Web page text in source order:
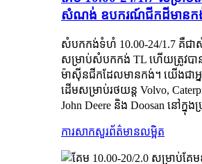
សំណង់ ឧបករណ៍ជីកដីមានក
សំបកកង់ទំហំ 10.00-24/1.7 គឺជា
សម្រាប់សំបកកង់ TL ហើយត្រូវបា
ម៉ាស៊ីនជីកដែលមានកង់។ យើងជាអ្
ដើមសម្រាប់រថយន្ត Volvo,
John Deere និង Doosan នៅក្នុ
ការសាកសួរព័ត៌មានលម្អិត